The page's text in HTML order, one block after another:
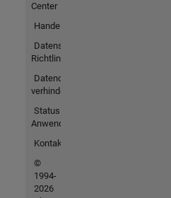
Center
Handelsmarken
Datenschutz-
Richtlinien
Datendiebstahl
verhindern
Status von
Anwendungen
Kontakt
©
1994-
2026